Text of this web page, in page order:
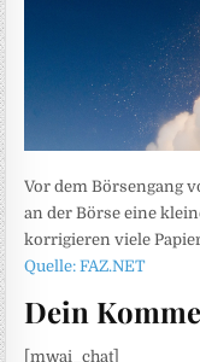
Vor dem Börsengang
an der Börse eine
korrigieren viele
Quelle: FAZ.NET
Dein
[mwai_chat]